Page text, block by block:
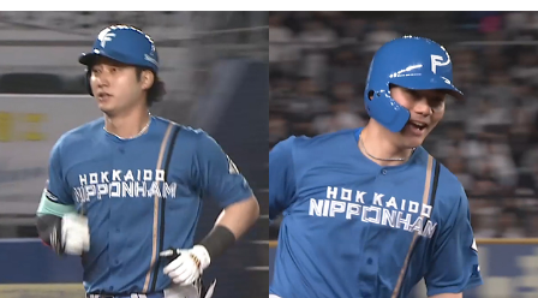
HOME
動画
日程・結果
順位表･成績
1軍公式戦
選手名鑑